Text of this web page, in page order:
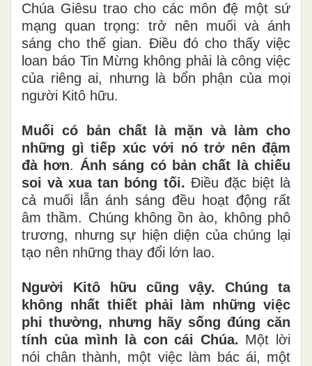
Chúa Giêsu trao cho các môn đệ một sứ
mạng quan trọng: trở nên muối và ánh
sáng cho thế gian. Điều đó cho thấy việc
loan báo Tin Mừng không phải là công việc
của riêng ai, nhưng là bổn phận của mọi
người Kitô hữu.
Muối có bản chất là mặn và làm cho
những gì tiếp xúc với nó trở nên đậm
đà hơn. Ánh sáng có bản chất là chiếu
soi và xua tan bóng tối. Điều đặc biệt là
cả muối lẫn ánh sáng đều hoạt động rất
âm thầm. Chúng không ồn ào, không phô
trương, nhưng sự hiện diện của chúng lại
tạo nên những thay đổi lớn lao.
Người Kitô hữu cũng vậy. Chúng ta
không nhất thiết phải làm những việc
phi thường, nhưng hãy sống đúng căn
tính của mình là con cái Chúa. Một lời
nói chân thành, một việc làm bác ái, một